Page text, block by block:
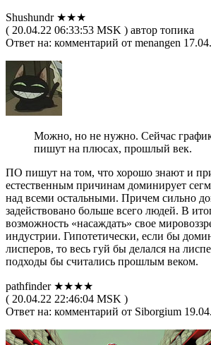
Shushundr ★★★
( 20.04.22 06:33:53 MSK ) автор топика
Ответ на: комментарий от menangen
Можно, но не нужно. Сейчас
пишут на плюсах, прошлый век.
ПО пишут на том, что хорошо знают и
естественным причинам доминирует
над всеми остальными. Причем сильно
задействовано больше всего людей. В
возможность «насаждать» свое
индустрии. Гипотетически, если бы
лисперов, то весь гуй бы делался на
подходы бы считались прошлым веком.
pathfinder ★★★★
( 20.04.22 22:46:04 MSK )
Ответ на: комментарий от Siborgium